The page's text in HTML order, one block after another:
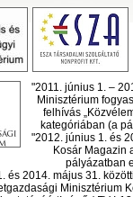
"2011. június 1. –
Minisztérium
felhívás
kategóriában (a
"2012. június 1. és
Kosár Magazin
pályázatban
és 2014. május 31.
Minisztérium